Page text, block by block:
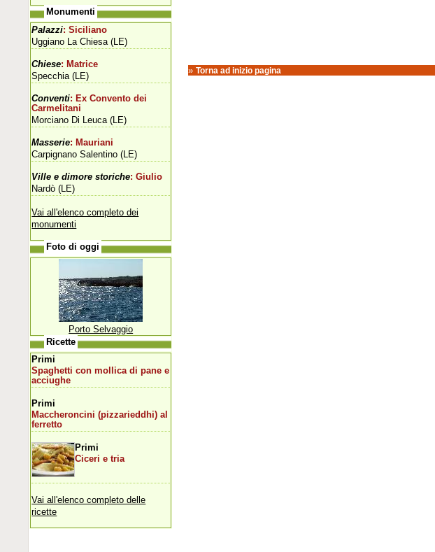
»Torna ad inizio pagina
Monumenti
Palazzi: Siciliano
Uggiano La Chiesa (LE)
Chiese: Matrice
Specchia (LE)
Conventi: Ex Convento dei
Carmelitani
Morciano Di Leuca (LE)
Masserie: Mauriani
Carpignano Salentino (LE)
Ville e dimore storiche: Giulio
Nardò (LE)
Vai all'elenco completo dei
monumenti
Foto di oggi
Porto Selvaggio
Ricette
Primi
Spaghetti con mollica di pane e
acciughe
Primi
Maccheroncini (pizzarieddhi) al
ferretto
Primi
Ciceri e tria
Vai all'elenco completo delle
ricette